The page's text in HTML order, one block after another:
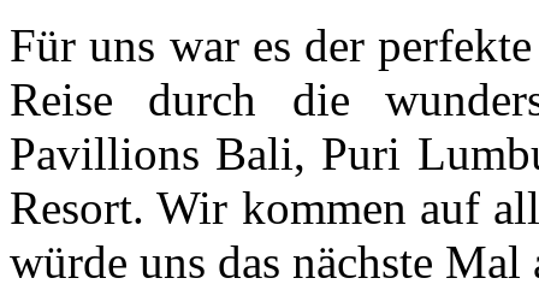
Für uns war es der
Reise durch die
Pavillions Bali, Puri
Resort. Wir kommen auf
würde uns das nächste